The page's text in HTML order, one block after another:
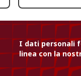
I dati personali
linea con la